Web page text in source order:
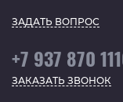
ЗАДАТЬ ВОПРОС
+7 937 870
ЗАКАЗАТЬ ЗВОНОК